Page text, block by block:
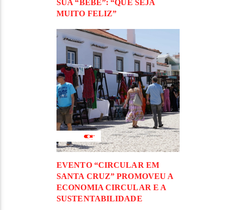
SUA “BEBÉ”: “QUE SEJA
MUITO FELIZ”
EVENTO “CIRCULAR EM
SANTA CRUZ” PROMOVEU A
ECONOMIA CIRCULAR E A
SUSTENTABILIDADE